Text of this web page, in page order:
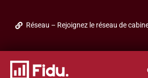
Réseau – Rejoignez le réseau de